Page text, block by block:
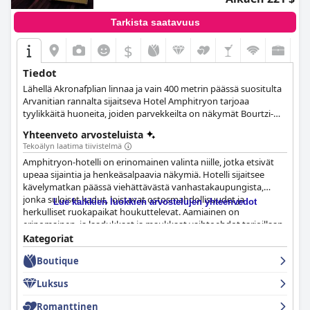
Tarkista saatavuus
$
Tiedot
Lähellä Akronafplian linnaa ja vain 400 metrin päässä suositulta
Arvanitian rannalta sijaitseva Hotel Amphitryon tarjoaa
tyylikkäitä huoneita, joiden parvekkeilta on näkymät Bourtzi-
Yhteenveto arvosteluista
Tekoälyn laatima tiivistelmä
Amphitryon-hotelli on erinomainen valinta niille, jotka etsivät
upeaa sijaintia ja henkeäsalpaavia näkymiä. Hotelli sijaitsee
kävelymatkan päässä viehättävästä vanhastakaupungista,
jonka suloiset kadut, loistavat ostosmahdollisuudet ja
herkulliset ruokapaikat houkuttelevat. Aamiainen on
erinomainen, ja laadukkaat ja maukkaat vaihtoehdot tarjoillaan
tilauksesta. Huoneet saavat vaihtelevia arvosteluja, mutta
useimmat vieraat vaikuttavat olevan tyytyväisiä
kokemukseensa. Hotelli on erittäin siisti ja mukava, ja
poikkeuksellista, ja monet vieraat ylistävät heidän
ammattitaitoaan, ystävällisyyttään ja erinomaista palveluaan.
Lue kaikkien luokkien arvostelujen yhteenvedot
Kategoriat
Boutique
Luksus
Romanttinen